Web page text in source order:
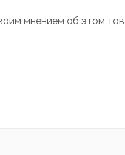
мнением об этом